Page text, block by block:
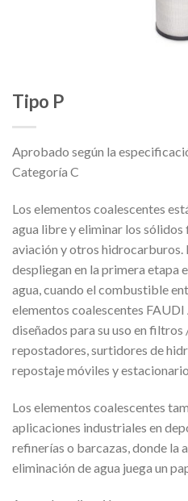
Tipo P
Aprobado según la
Categoría C
Los elementos coalescentes
agua libre y eliminar los
aviación y otros hidrocarburos.
despliegan en la primera etapa
agua, cuando el combustible
elementos coalescentes
diseñados para su uso en filtros
repostadores, surtidores de
repostaje móviles y
Los elementos coalescentes
aplicaciones industriales en
refinerías o barcazas, donde la
eliminación de agua juega un